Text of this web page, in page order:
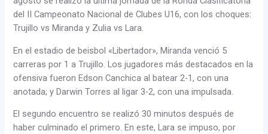
del II Campeonato Nacional de Clubes U16, con los choques:
Trujillo vs Miranda y Zulia vs Lara.
En el estadio de beisbol «Libertador», Miranda venció 5
carreras por 1 a Trujillo. Los jugadores más destacados en la
ofensiva fueron Edson Canchica al batear 2-1, con una
anotada; y Darwin Torres al ligar 3-2, con una impulsada.
El segundo encuentro se realizó 30 minutos después de
haber culminado el primero. En este, Lara se impuso, por